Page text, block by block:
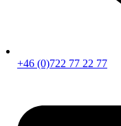
+46 (0)722 77 22 77